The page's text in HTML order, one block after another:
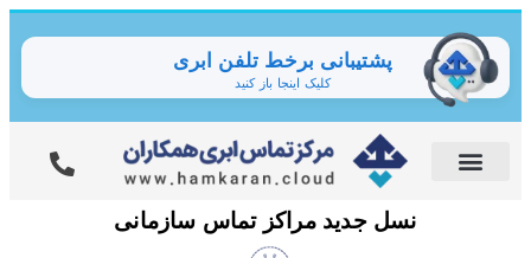
پشتیبانی برخط تلفن ابری
کلیک اینجا باز کنید
نسل جدید مراکز تماس سازمانی